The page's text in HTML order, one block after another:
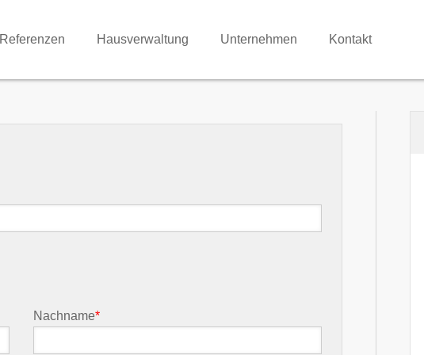
Referenzen Hausverwaltung Unternehmen Kontakt
Nachname*